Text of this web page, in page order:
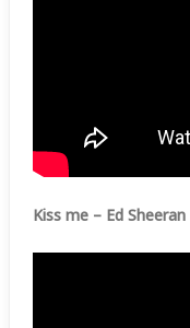
Kiss me – Ed Sheeran